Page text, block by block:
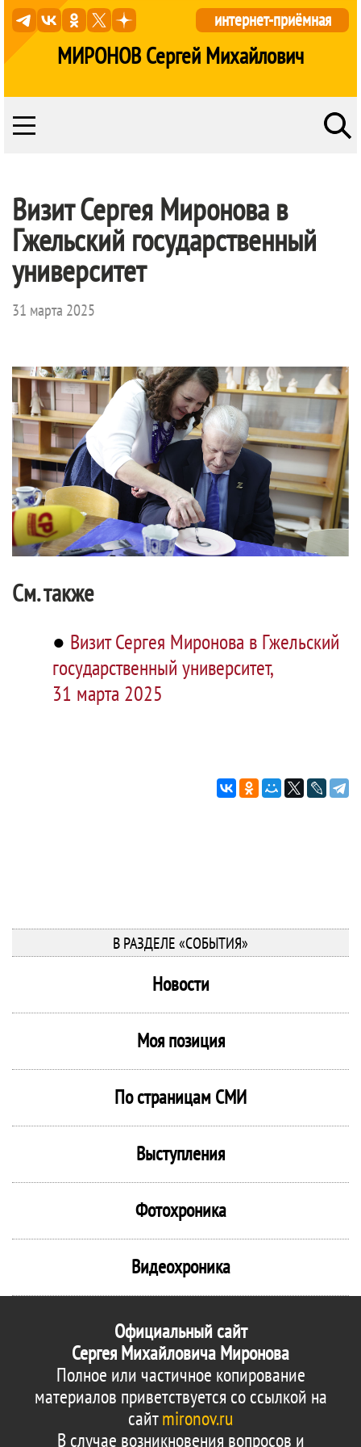
МИРОНОВ Сергей Михайлович
интернет-приёмная
Визит Сергея Миронова в
Гжельский государственный
университет
31 марта 2025
См. также
● Визит Сергея Миронова в Гжельский
государственный университет,
31 марта 2025
В РАЗДЕЛЕ «СОБЫТИЯ»
Новости
Моя позиция
По страницам СМИ
Выступления
Фотохроника
Видеохроника
Официальный сайт
Сергея Михайловича Миронова
Полное или частичное копирование
материалов приветствуется со ссылкой на
сайтmironov.ru
В случае возникновения вопросов и